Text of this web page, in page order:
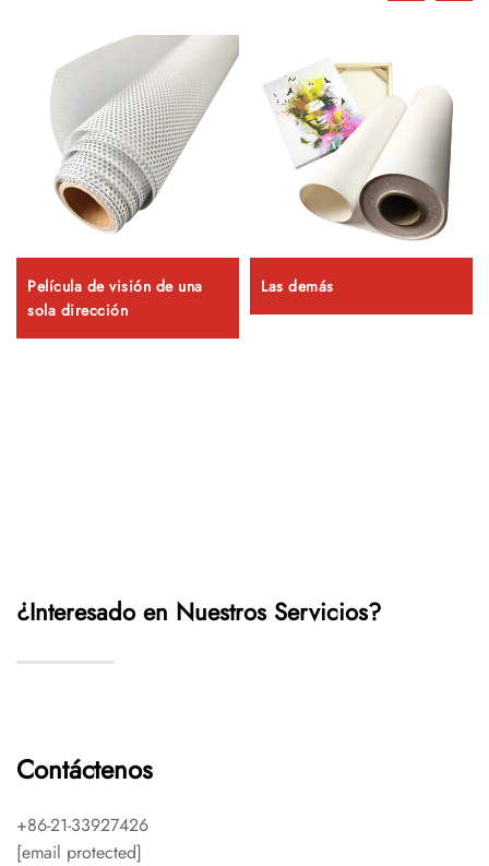
Película de visión de una
sola dirección
Las demás
¿Interesado en Nuestros Servicios?
Contáctenos
+86-21-33927426
[email protected]